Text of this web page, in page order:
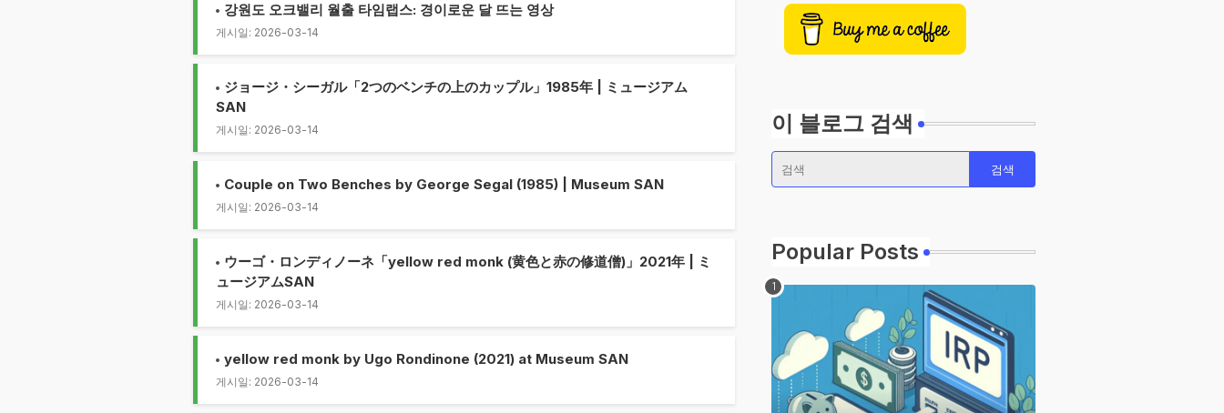
강원도 오크밸리 월출 타임랩스: 경이로운 달 뜨는 영상
게시일: 2026-03-14
ジョージ・シーガル「2つのベンチの上のカップル」1985年 | ミュージアム
SAN
게시일: 2026-03-14
Couple on Two Benches by George Segal (1985) | Museum SAN
게시일: 2026-03-14
ウーゴ・ロンディノーネ「yellow red monk (黄色と赤の修道僧)」2021年 | ミ
ュージアムSAN
게시일: 2026-03-14
yellow red monk by Ugo Rondinone (2021) at Museum SAN
게시일: 2026-03-14
이 블로그 검색
Popular Posts